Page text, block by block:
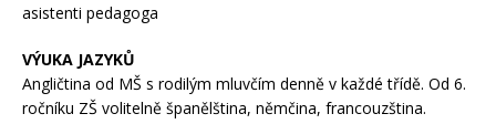
asistenti pedagoga
VÝUKA JAZYKŮ
Angličtina od MŠ s rodilým mluvčím denně v každé třídě. Od 6.
ročníku ZŠ volitelně španělština, němčina, francouzština.